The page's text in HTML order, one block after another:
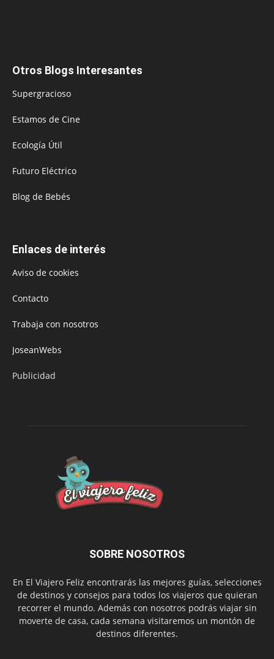
Otros Blogs Interesantes
Supergracioso
Estamos de Cine
Ecología Útil
Futuro Eléctrico
Blog de Bebés
Enlaces de interés
Aviso de cookies
Contacto
Trabaja con nosotros
JoseanWebs
Publicidad
SOBRE NOSOTROS
En El Viajero Feliz encontrarás las mejores guías, selecciones
de destinos y consejos para todos los viajeros que quieran
recorrer el mundo. Además con nosotros podrás viajar sin
moverte de casa, cada semana visitaremos un montón de
destinos diferentes.